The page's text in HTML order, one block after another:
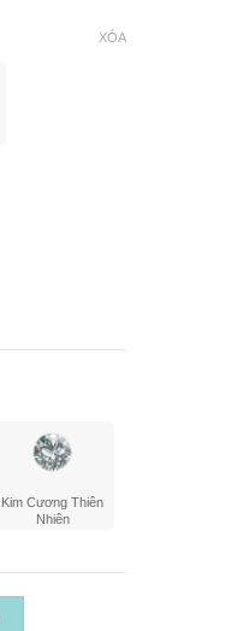
Kim Cương Thiên
Nhiên
XÓA